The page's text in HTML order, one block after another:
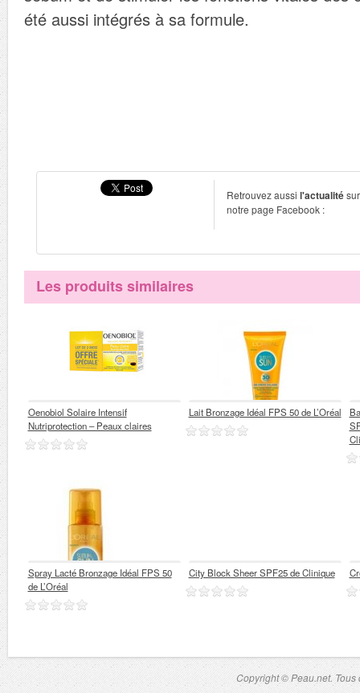
été aussi intégrés à sa formule.
Retrouvez aussi l'actualitésur
notre page Facebook :
Les produits similaires
Oenobiol Solaire Intensif
Nutriprotection – Peaux claires
Lait Bronzage Idéal FPS 50 de L’Oréal
Spray Lacté Bronzage Idéal FPS 50
de L’Oréal
City Block Sheer SPF25 de Clinique
Copyright © Peau.net.